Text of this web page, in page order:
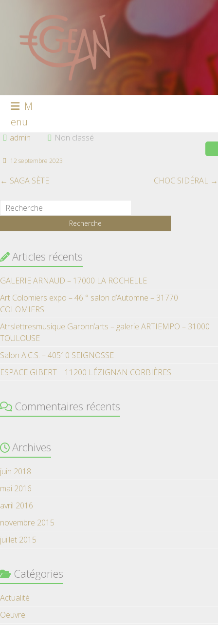
M
enu
admin Non classé
12 septembre 2023
← SAGA SÈTE CHOC SIDÉRAL →
Articles récents
GALERIE ARNAUD – 17000 LA ROCHELLE
Art Colomiers expo – 46 ° salon d’Automne – 31770
COLOMIERS
Atrslettresmusique Garonn’arts – galerie ARTIEMPO – 31000
TOULOUSE
Salon A.C.S. – 40510 SEIGNOSSE
ESPACE GIBERT – 11200 LÉZIGNAN CORBIÈRES
Commentaires récents
Archives
juin 2018
mai 2016
avril 2016
novembre 2015
juillet 2015
Catégories
Actualité
Oeuvre